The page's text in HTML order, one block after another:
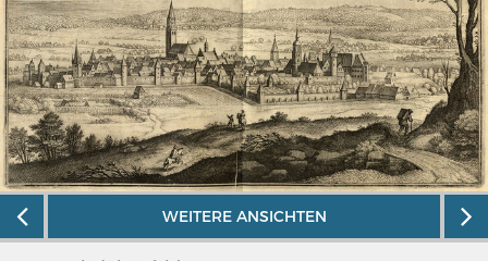
Milestones in the history of European shipbuilding
WEITERE ANSICHTEN